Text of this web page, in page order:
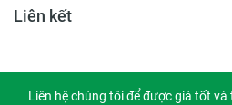
Liên kết
Liên hệ chúng tôi để được giá tốt